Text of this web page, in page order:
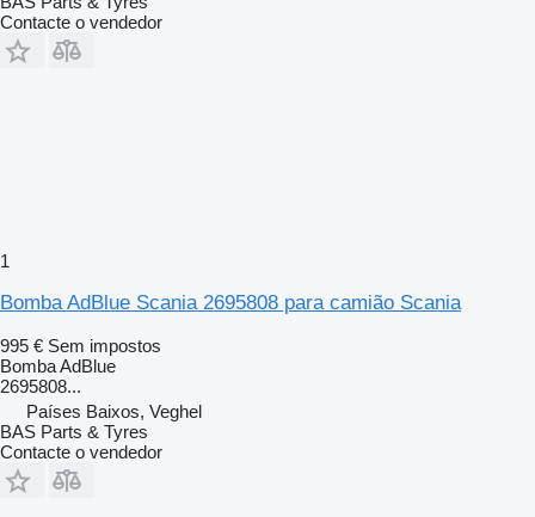
Contacte o vendedor
1
Bomba AdBlue Scania 2695808 para camião Scania
995 € Sem impostos
Bomba AdBlue
2695808...
Países Baixos, Veghel
BAS Parts & Tyres
Contacte o vendedor